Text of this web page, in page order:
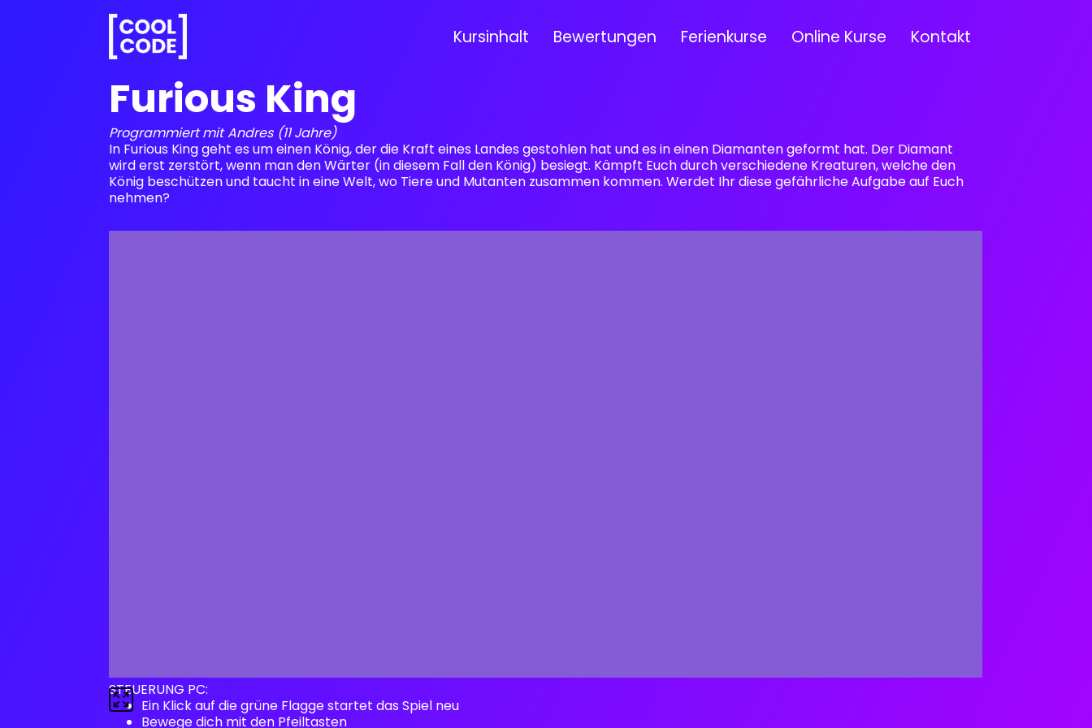
Furious King
Programmiert mit Andres (11 Jahre)
In Furious King geht es um einen König, der die Kraft eines Landes gestohlen hat und es in einen Diamanten geformt hat. Der Diamant
wird erst zerstört, wenn man den Wärter (in diesem Fall den König) besiegt. Kämpft Euch durch verschiedene Kreaturen, welche den
König beschützen und taucht in eine Welt, wo Tiere und Mutanten zusammen kommen. Werdet Ihr diese gefährliche Aufgabe auf Euch
nehmen?
STEUERUNG PC:
Ein Klick auf die grüne Flagge startet das Spiel neu
Bewege dich mit den Pfeiltasten
Kursinhalt Bewertungen Ferienkurse Online Kurse Kontakt